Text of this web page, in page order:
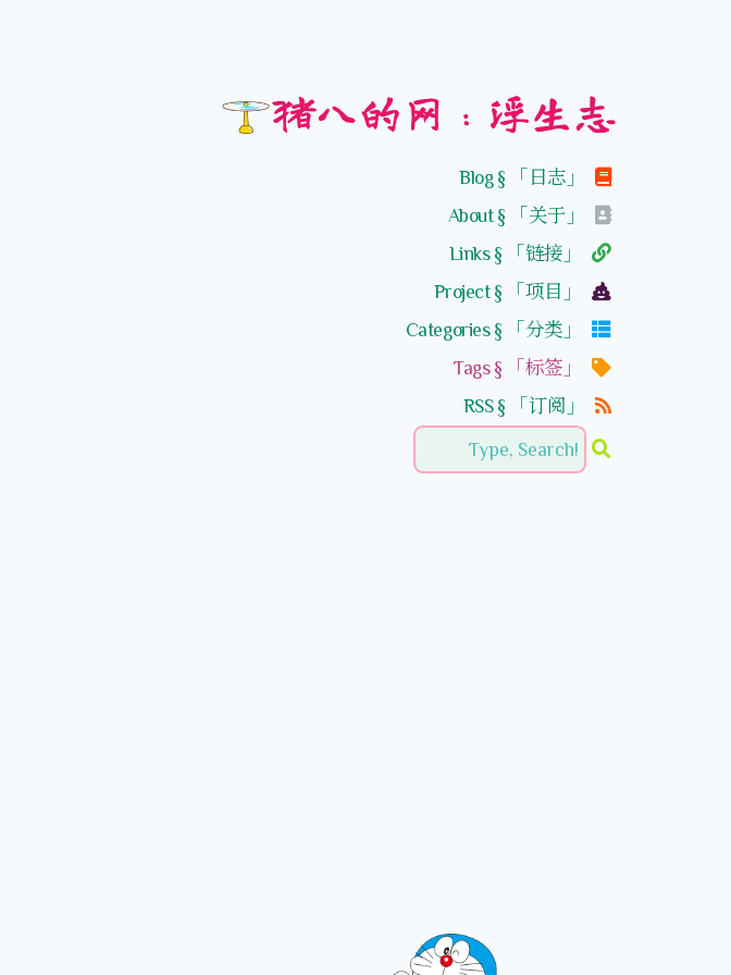
猪八的网：浮生志
Blog § 「日志」
About § 「关于」
Links § 「链接」
Project § 「项目」
Categories § 「分类」
Tags § 「标签」
RSS § 「订阅」